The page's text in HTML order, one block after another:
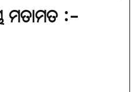
ମତାମତ :-